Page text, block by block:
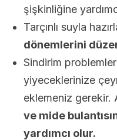
şişkinliğine
Tarçınlı suyla
dönemlerini
Sindirim
yiyeceklerinize
eklemeniz gerekir.
ve mide
yardımcı olur.